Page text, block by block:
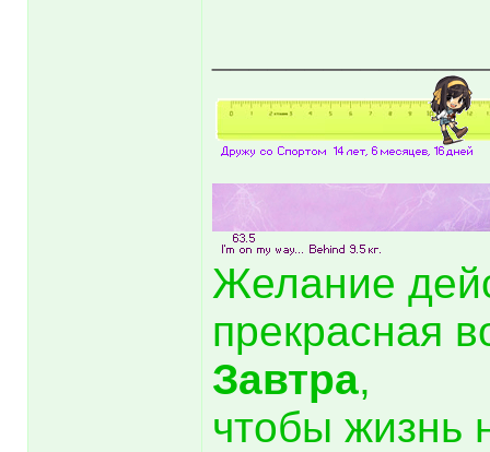
Желание
прекрасная
Завтра,
чтобы жизнь